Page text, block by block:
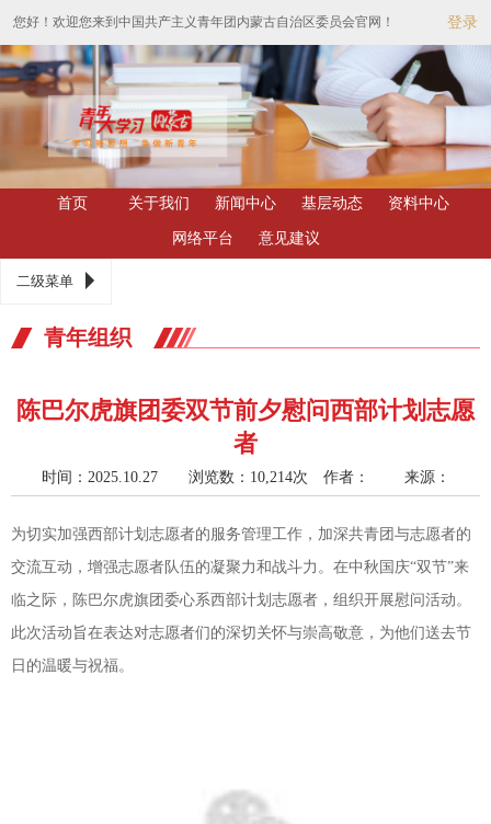
您好！欢迎您来到中国共产主义青年团内蒙古自治区委员会官网！ 登录
首页 关于我们 新闻中心 基层动态 资料中心
网络平台 意见建议
二级菜单
青年组织
陈巴尔虎旗团委双节前夕慰问西部计划志愿
者
时间：2025.10.27 浏览数：10,214次 作者： 来源：
为切实加强西部计划志愿者的服务管理工作，加深共青团与志愿者的
交流互动，增强志愿者队伍的凝聚力和战斗力。在中秋国庆“双节”来
临之际，陈巴尔虎旗团委心系西部计划志愿者，组织开展慰问活动。
此次活动旨在表达对志愿者们的深切关怀与崇高敬意，为他们送去节
日的温暖与祝福。